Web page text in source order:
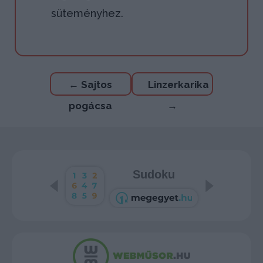
süteményhez.
Bejegyzés
navigáció
← Sajtos
pogácsa
Linzerkarika
→
Sudoku